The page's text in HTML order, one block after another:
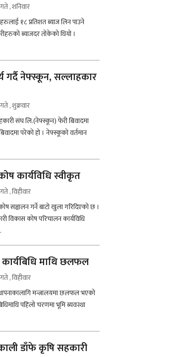
, शनिवार
१८ प्रतिशत ब्याज लिन पाउने
ब्याजदर तोकेको थियो ।
गर्दै नेफ्स्कून, सल्लाहकार
, शुक्रवार
संघ लि.(नेफ्स्कून) फेरी बिवादमा
परेको हो । नेफ्स्कूको वर्तमान
कार्यविधि स्वीकृत
, विहीवार
सञ्चालन गर्ने बाटो खुला गरिदिएको छ ।
विकास कोष परिचालन कार्यविधि
माथि छलफल
, विहीवार
मन्त्रालयमा छलफल भएको
पहिलो चरणमा भूमि ब्यवस्था
डाँफे कृषि सहकारी